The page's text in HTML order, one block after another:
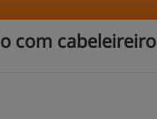
com cabeleireiro